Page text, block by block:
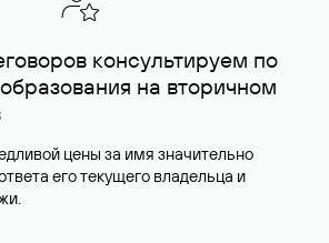
консультируем по
на вторичном
цены за имя значительно
его текущего владельца и